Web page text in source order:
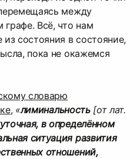
между
Всё, что нам
из состояния в состояние,
пока не окажемся
словарю
, «лиминальность[от лат.
в определённом
ситуация развития
отношений,